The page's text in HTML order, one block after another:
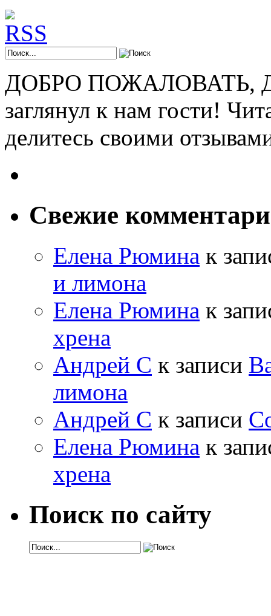
ДОБРО ПОЖАЛОВАТЬ,
заглянул к нам гости!
делитесь своими
Свежие
Елена Рюмина к
и лимона
Елена Рюмина к
хрена
Андрей С к записи
лимона
Андрей С к записи
Елена Рюмина к
хрена
Поиск по сайту